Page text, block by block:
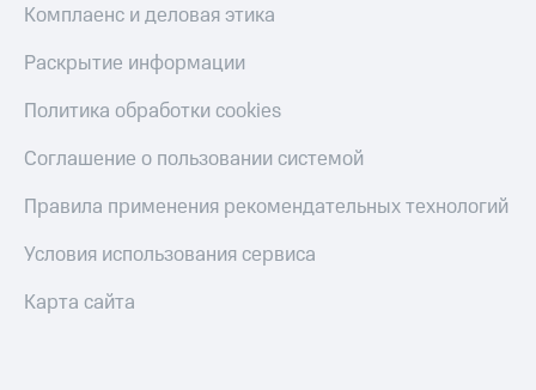
Комплаенс и деловая этика
Раскрытие информации
Политика обработки cookies
Соглашение о пользовании системой
Правила применения рекомендательных технологий
Условия использования сервиса
Карта сайта